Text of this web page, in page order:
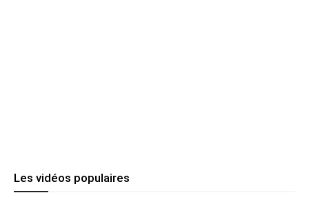
Les vidéos populaires